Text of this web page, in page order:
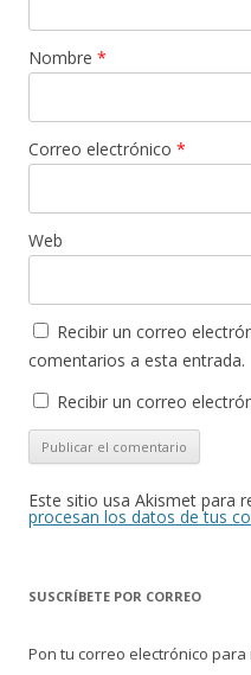
Nombre *
Correo electrónico *
Web
Recibir un correo
comentarios a esta entrada.
Recibir un correo
Este sitio usa Akismet para
procesan los datos de tus
SUSCRÍBETE POR CORREO
Pon tu correo electrónico